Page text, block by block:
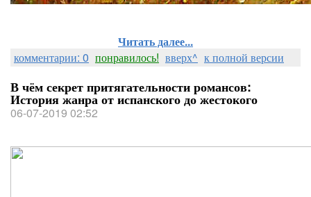
Читать далее...
комментарии: 0 понравилось! вверх^ к полной версии
В чём секрет притягательности романсов:
История жанра от испанского до жестокого
06-07-2019 02:52